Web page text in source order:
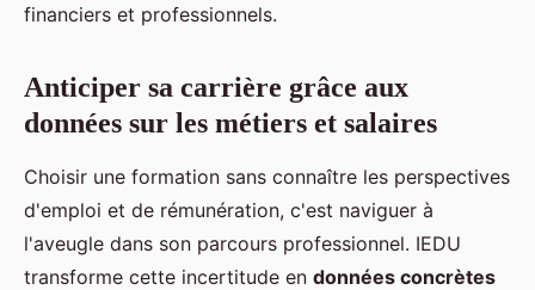
financiers et professionnels.
Anticiper sa carrière grâce aux
données sur les métiers et salaires
Choisir une formation sans connaître les perspectives
d'emploi et de rémunération, c'est naviguer à
l'aveugle dans son parcours professionnel. IEDU
transforme cette incertitude en données concrètes